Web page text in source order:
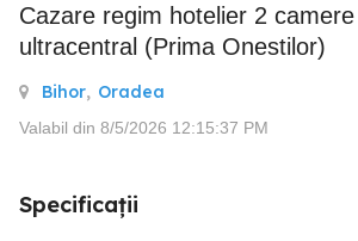
Cazare regim hotelier 2 camere lux
ultracentral (Prima Onestilor)
Bihor, Oradea
Valabil din 8/5/2026 12:15:37 PM
Specificații